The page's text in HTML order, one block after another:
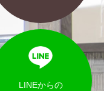
LINEからの